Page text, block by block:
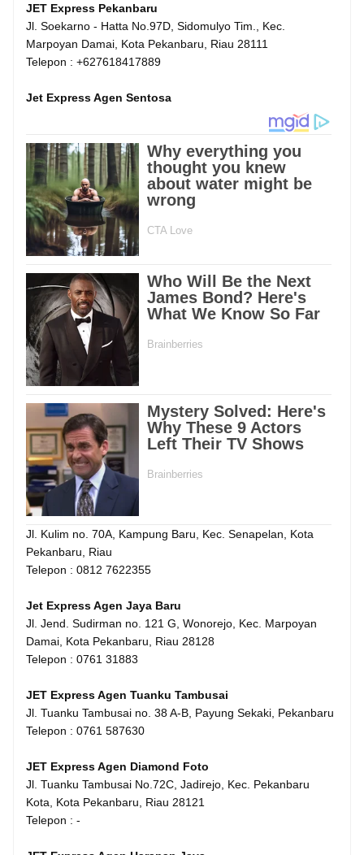
JET Express Pekanbaru
Jl. Soekarno - Hatta No.97D, Sidomulyo Tim., Kec.
Marpoyan Damai, Kota Pekanbaru, Riau 28111
Telepon : +627618417889
Jet Express Agen Sentosa
Jl. Kulim no. 70A, Kampung Baru, Kec. Senapelan, Kota
Pekanbaru, Riau
Telepon : 0812 7622355
Jet Express Agen Jaya Baru
Jl. Jend. Sudirman no. 121 G, Wonorejo, Kec. Marpoyan
Damai, Kota Pekanbaru, Riau 28128
Telepon : 0761 31883
JET Express Agen Tuanku Tambusai
Jl. Tuanku Tambusai no. 38 A-B, Payung Sekaki, Pekanbaru
Telepon : 0761 587630
JET Express Agen Diamond Foto
Jl. Tuanku Tambusai No.72C, Jadirejo, Kec. Pekanbaru
Kota, Kota Pekanbaru, Riau 28121
Telepon : -